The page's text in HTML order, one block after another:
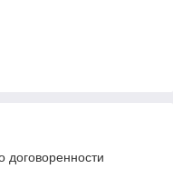
договоренности